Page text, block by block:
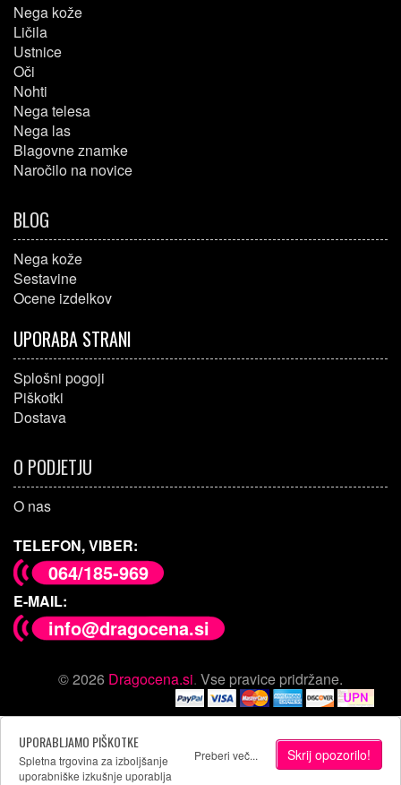
Nega kože
Ličila
Ustnice
Oči
Nohti
Nega telesa
Nega las
Blagovne znamke
Naročilo na novice
BLOG
Nega kože
Sestavine
Ocene izdelkov
UPORABA STRANI
Splošni pogoji
Piškotki
Dostava
O PODJETJU
O nas
TELEFON, VIBER:
064/185-969
E-MAIL:
info@dragocena.si
© 2026 Dragocena.si. Vse pravice pridržane.
Skrij opozorilo!
Preberi več...
UPORABLJAMO PIŠKOTKE
Spletna trgovina za izboljšanje
uporabniške izkušnje uporablja